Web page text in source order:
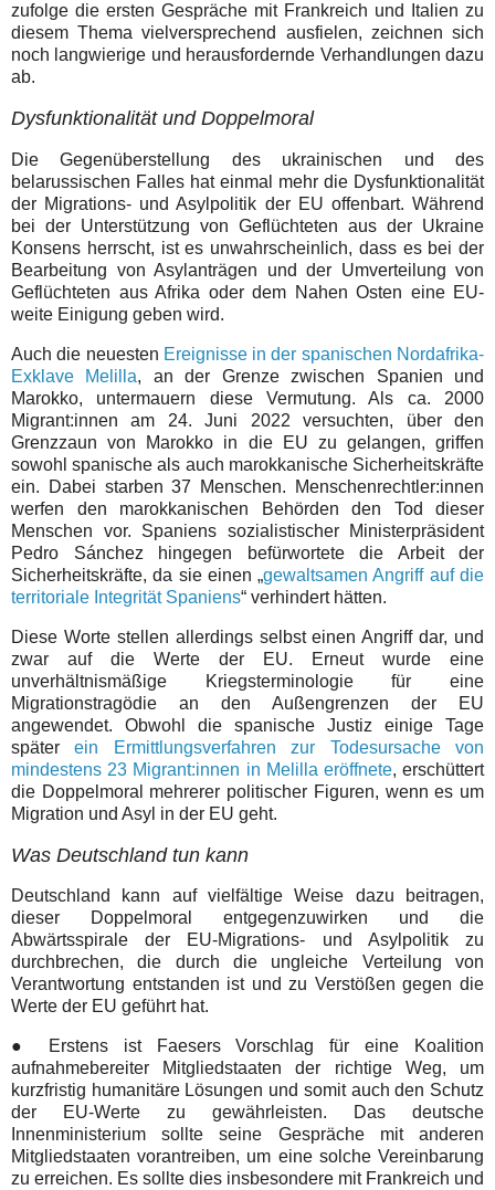
zufolge die ersten Gespräche mit Frankreich und Italien zu
diesem Thema vielversprechend ausfielen, zeichnen sich
noch langwierige und herausfordernde Verhandlungen dazu
ab.
Dysfunktionalität und Doppelmoral
Die Gegenüberstellung des ukrainischen und des
belarussischen Falles hat einmal mehr die Dysfunktionalität
der Migrations- und Asylpolitik der EU offenbart. Während
bei der Unterstützung von Geflüchteten aus der Ukraine
Konsens herrscht, ist es unwahrscheinlich, dass es bei der
Bearbeitung von Asylanträgen und der Umverteilung von
Geflüchteten aus Afrika oder dem Nahen Osten eine EU-
weite Einigung geben wird.
Auch die neuesten Ereignisse in der spanischen Nordafrika-
Exklave Melilla, an der Grenze zwischen Spanien und
Marokko, untermauern diese Vermutung. Als ca. 2000
Migrant:innen am 24. Juni 2022 versuchten, über den
Grenzzaun von Marokko in die EU zu gelangen, griffen
sowohl spanische als auch marokkanische Sicherheitskräfte
ein. Dabei starben 37 Menschen. Menschenrechtler:innen
werfen den marokkanischen Behörden den Tod dieser
Menschen vor. Spaniens sozialistischer Ministerpräsident
Pedro Sánchez hingegen befürwortete die Arbeit der
Sicherheitskräfte, da sie einen „gewaltsamen Angriff auf die
territoriale Integrität Spaniens“ verhindert hätten.
Diese Worte stellen allerdings selbst einen Angriff dar, und
zwar auf die Werte der EU. Erneut wurde eine
unverhältnismäßige Kriegsterminologie für eine
Migrationstragödie an den Außengrenzen der EU
angewendet. Obwohl die spanische Justiz einige Tage
späterein Ermittlungsverfahren zur Todesursache von
mindestens 23 Migrant:innen in Melilla eröffnete, erschüttert
die Doppelmoral mehrerer politischer Figuren, wenn es um
Migration und Asyl in der EU geht.
Was Deutschland tun kann
Deutschland kann auf vielfältige Weise dazu beitragen,
dieser Doppelmoral entgegenzuwirken und die
Abwärtsspirale der EU-Migrations- und Asylpolitik zu
durchbrechen, die durch die ungleiche Verteilung von
Verantwortung entstanden ist und zu Verstößen gegen die
Werte der EU geführt hat.
● Erstens ist Faesers Vorschlag für eine Koalition
aufnahmebereiter Mitgliedstaaten der richtige Weg, um
kurzfristig humanitäre Lösungen und somit auch den Schutz
der EU-Werte zu gewährleisten. Das deutsche
Innenministerium sollte seine Gespräche mit anderen
Mitgliedstaaten vorantreiben, um eine solche Vereinbarung
zu erreichen. Es sollte dies insbesondere mit Frankreich und